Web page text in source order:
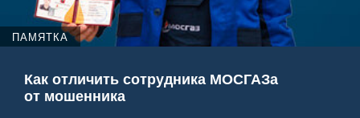
ПАМЯТКА
Как отличить сотрудника МОСГАЗа
от мошенника